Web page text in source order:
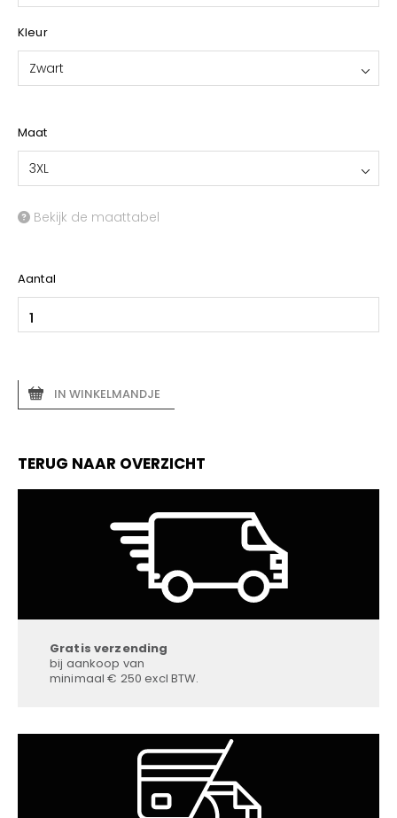
Kleur
Zwart
Maat
3XL
Bekijk de maattabel
Aantal
IN WINKELMANDJE
TERUG NAAR OVERZICHT
Gratis verzending
bij aankoop van
minimaal € 250 excl BTW.